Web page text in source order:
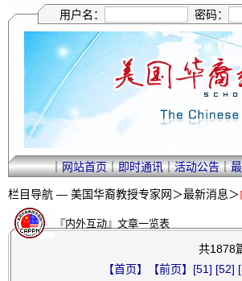
用户名： 密码：
｜网站首页｜即时通讯｜活动公告｜
栏目导航 — 美国华裔教授专家网＞最新消息＞
『内外互动』文章一览表
共1878
【首页】
【前页】 [51] [52]